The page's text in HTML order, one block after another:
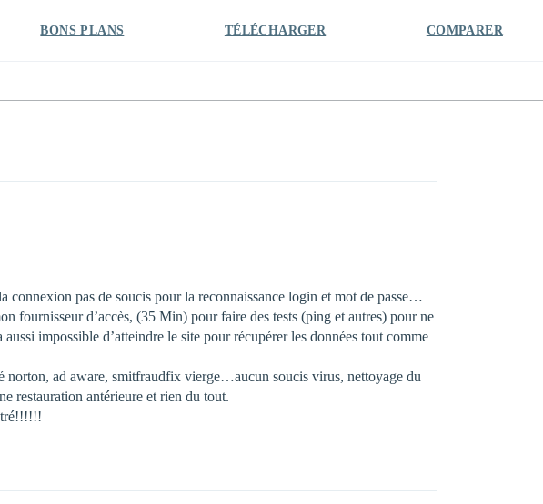
BONS PLANS TÉLÉCHARGER COMPARER
connexion pas de soucis pour la reconnaissance login et mot de passe…
fournisseur d’accès, (35 Min) pour faire des tests (ping et autres) pour ne
impossible d’atteindre le site pour récupérer les données tout comme
norton, ad aware, smitfraudfix vierge…aucun soucis virus, nettoyage du
restauration antérieure et rien du tout.